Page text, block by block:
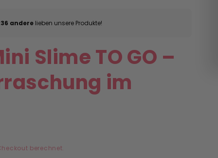
anderelieben unsere Produkte!
Slime TO GO –
im
berechnet.